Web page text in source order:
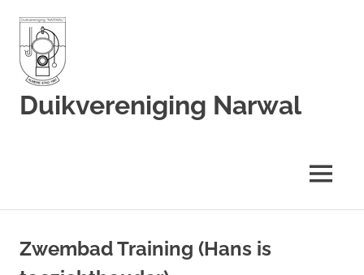
Duikvereniging Narwal
MENU
Zwembad Training (Hans is